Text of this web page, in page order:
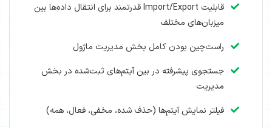
قابلیت Import/Export قدرتمند برای انتقال داده‌ها بین
میزبان‌های مختلف
راست‌چین بودن کامل بخش مدیریت ماژول
جستجوی پیشرفته در بین آیتم‌های ثبت‌شده در بخش
مدیریت
فیلتر نمایش آیتم‌ها (حذف شده، مخفی، فعال، همه)